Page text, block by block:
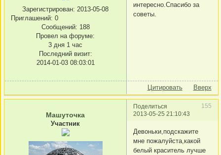
Зарегистрирован: 2013-05-08
Приглашений: 0
Сообщений: 188
Провел на форуме:
3 дня 1 час
Последний визит:
2014-01-03 08:03:01
интересно.Спасибо за
советы.
Цитировать Вверх
Поделиться
155
2013-05-25 21:10:43
Машуточка
Участник
Девоньки,подскажите
мне пожалуйста,какой
белый краситель лучше